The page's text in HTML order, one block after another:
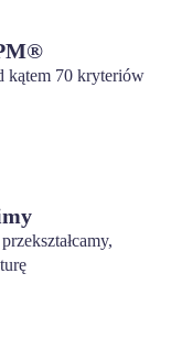
kątem 70 kryteriów